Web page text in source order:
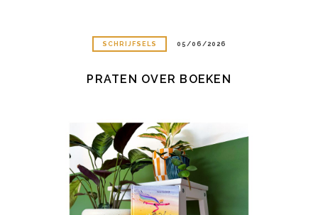
SCHRIJFSELS 05/06/2026
PRATEN OVER BOEKEN